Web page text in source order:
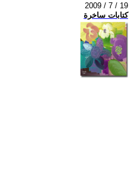
2009 / 7 / 19
كتابات ساخرة